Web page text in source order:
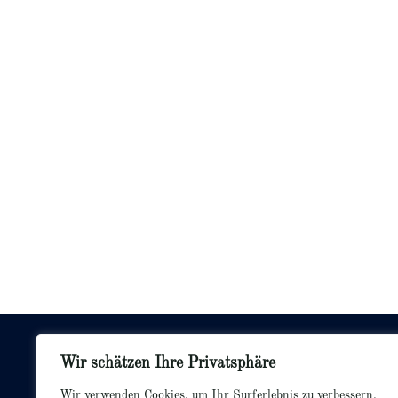
Wir schätzen Ihre Privatsphäre
Wir verwenden Cookies, um Ihr Surferlebnis zu verbessern,
KONTAKTIERE MICH
Kontakt